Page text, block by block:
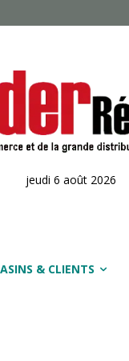
jeudi 6 août 2026
& CLIENTS